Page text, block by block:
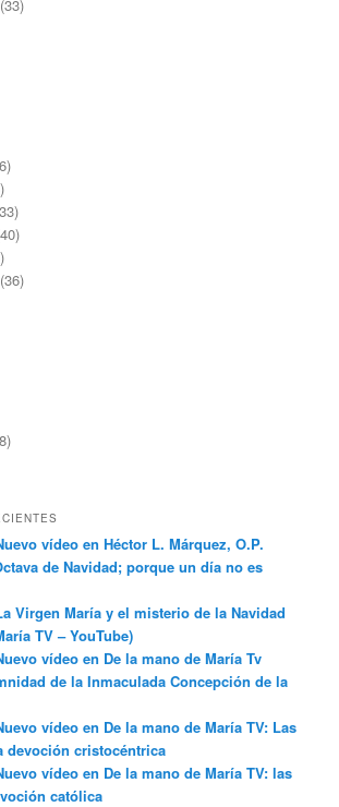
(33)
(36)
vídeo en Héctor L. Márquez, O.P.
de Navidad; porque un día no es
Virgen María y el misterio de la Navidad
TV – YouTube)
vídeo en De la mano de María Tv
de la Inmaculada Concepción de la
vídeo en De la mano de María TV: Las
devoción cristocéntrica
vídeo en De la mano de María TV: las
católica